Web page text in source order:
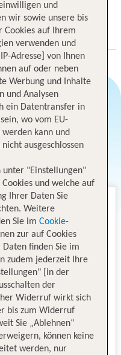
24/7 TUI Service
und
wir sowie unsere bis
auf Ihrem
verwenden und
Adresse] von Ihnen
auf oder neben
Werbung und Inhalte
und Analysen
ein Datentransfer in
wo vom EU-
kann und
ausgeschlossen
unter "Einstellungen"
und welche auf
Ihrer Daten Sie
Weitere
Sie im Cookie-
zur auf Cookies
finden Sie im
zudem jederzeit Ihre
[in der
der
Widerruf wirkt sich
bis zum Widerruf
Sie „Ablehnen“
können keine
werden, nur